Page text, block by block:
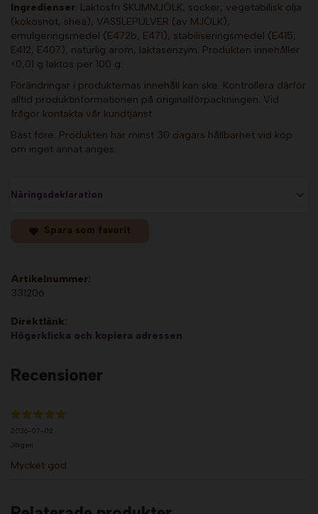
Näringsdeklaration
Ingredienser: Laktosfri SKUMMJÖLK, socker, vegetabilisk olja
(kokosnöt, shea), VASSLEPULVER (av MJÖLK),
emulgeringsmedel (E472b, E471), stabiliseringsmedel (E415,
E412, E407), naturlig arom, laktasenzym. Produkten innehåller
<0,01 g laktos per 100 g.
Förändringar i produkternas innehåll kan ske. Kontrollera därför
alltid produktinformationen på originalförpackningen. Vid
frågor kontakta vår kundtjänst.
Bäst före: Produkten har minst 30 dagars hållbarhet vid köp
om inget annat anges.
Spara som favorit
Artikelnummer:
331206
Direktlänk:
Högerklicka och kopiera adressen
Recensioner
2026-07-02
Jörgen
Mycket god